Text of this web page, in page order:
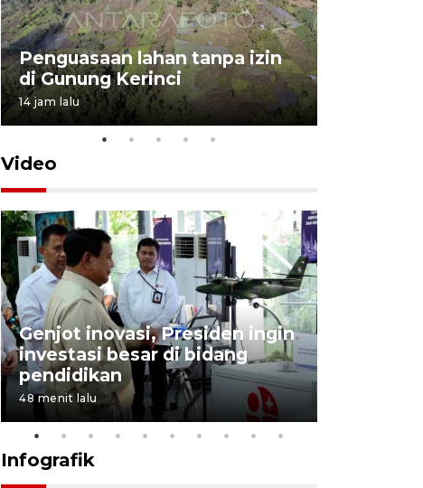
Penguasaan lahan tanpa izin
di Gunung Kerinci
14 jam lalu
Video
Genjot inovasi, Presiden ingin
investasi besar di bidang
pendidikan
48 menit lalu
Infografik